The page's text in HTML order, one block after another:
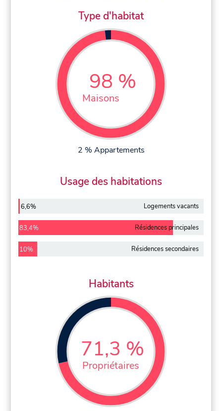
Type d'habitat
98 %
Maisons
2 % Appartements
Usage des habitations
6,6% Logements vacants
83,4% Résidences principales
10% Résidences secondaires
Habitants
71,3 %
Propriétaires